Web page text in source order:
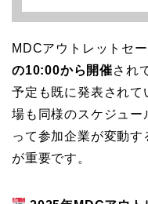
MDCアウトレットセ
の10:00から開催され
予定も既に発表されて
場も同様のスケジュー
って参加企業が変動
が重要です。